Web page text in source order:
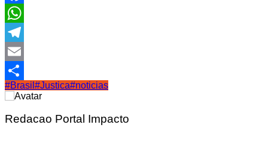
Facebook
WhatsApp
Telegram
Email
Share
#Brasil #Justica#noticias
Redacao Portal Impacto